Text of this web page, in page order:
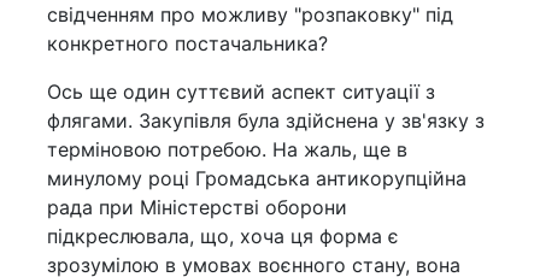
свідченням про можливу "розпаковку" під
конкретного постачальника?
Ось ще один суттєвий аспект ситуації з
флягами. Закупівля була здійснена у зв'язку з
терміновою потребою. На жаль, ще в
минулому році Громадська антикорупційна
рада при Міністерстві оборони
підкреслювала, що, хоча ця форма є
зрозумілою в умовах воєнного стану, вона